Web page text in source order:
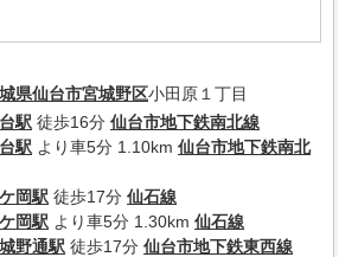
県仙台市宮城野区小田原１丁目
駅 徒歩16分 仙台市地下鉄南北線
駅 より車5分 1.10km 仙台市地下鉄南北
岡駅 徒歩17分 仙石線
岡駅 より車5分 1.30km 仙石線
野通駅 徒歩17分 仙台市地下鉄東西線